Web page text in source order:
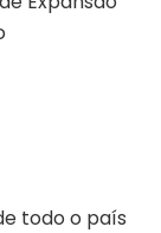
todo o país